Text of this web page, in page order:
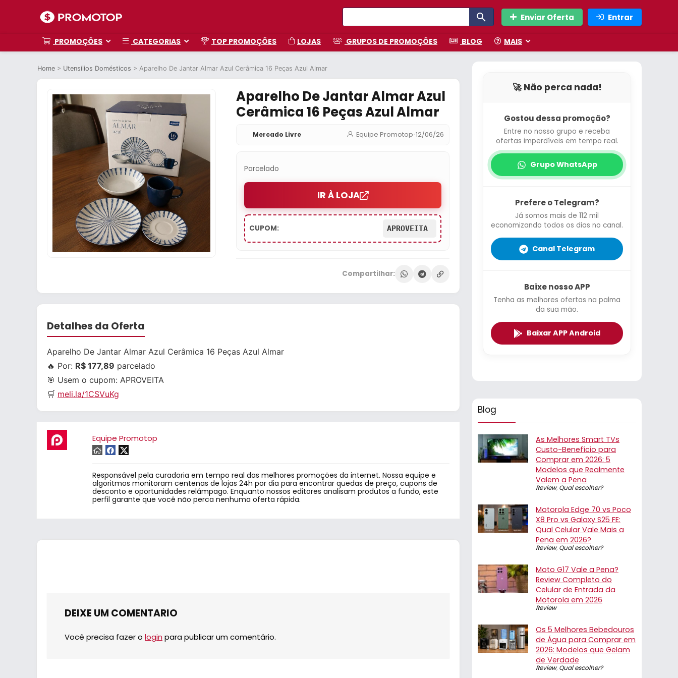
Enviar Oferta Entrar
PROMOÇÕES CATEGORIAS TOP PROMOÇÕES LOJAS GRUPOS DE PROMOÇÕES BLOG MAIS
Home > Utensílios Domésticos > Aparelho De Jantar Almar Azul Cerâmica 16 Peças Azul Almar
Aparelho De Jantar Almar Azul
Cerâmica 16 Peças Azul Almar
Mercado Livre Equipe Promotop•12/06/26
Parcelado
IR À LOJA
CUPOM: APROVEITA
Compartilhar:
Detalhes da Oferta
Aparelho De Jantar Almar Azul Cerâmica 16 Peças Azul Almar
🔥 Por: R$ 177,89 parcelado
🎯 Usem o cupom: APROVEITA
🛒 meli.la/1CSVuKg
Equipe Promotop
Responsável pela curadoria em tempo real das melhores promoções da internet. Nossa equipe e
algoritmos monitoram centenas de lojas 24h por dia para encontrar quedas de preço, cupons de
desconto e oportunidades relâmpago. Enquanto nossos editores analisam produtos a fundo, este
perfil garante que você não perca nenhuma oferta rápida.
DEIXE UM COMENTARIO
Você precisa fazer o login para publicar um comentário.
🚀 Não perca nada!
Gostou dessa promoção?
Entre no nosso grupo e receba
ofertas imperdíveis em tempo real.
Grupo WhatsApp
Prefere o Telegram?
Já somos mais de 112 mil
economizando todos os dias no canal.
Canal Telegram
Baixe nosso APP
Tenha as melhores ofertas na palma
da sua mão.
Baixar APP Android
Blog
As Melhores Smart TVs
Custo-Benefício para
Comprar em 2026: 5
Modelos que Realmente
Valem a Pena
Review, Qual escolher?
Motorola Edge 70 vs Poco
X8 Pro vs Galaxy S25 FE:
Qual Celular Vale Mais a
Pena em 2026?
Review, Qual escolher?
Moto G17 Vale a Pena?
Review Completo do
Celular de Entrada da
Motorola em 2026
Review
Os 5 Melhores Bebedouros
de Água para Comprar em
2026: Modelos que Gelam
de Verdade
Review, Qual escolher?